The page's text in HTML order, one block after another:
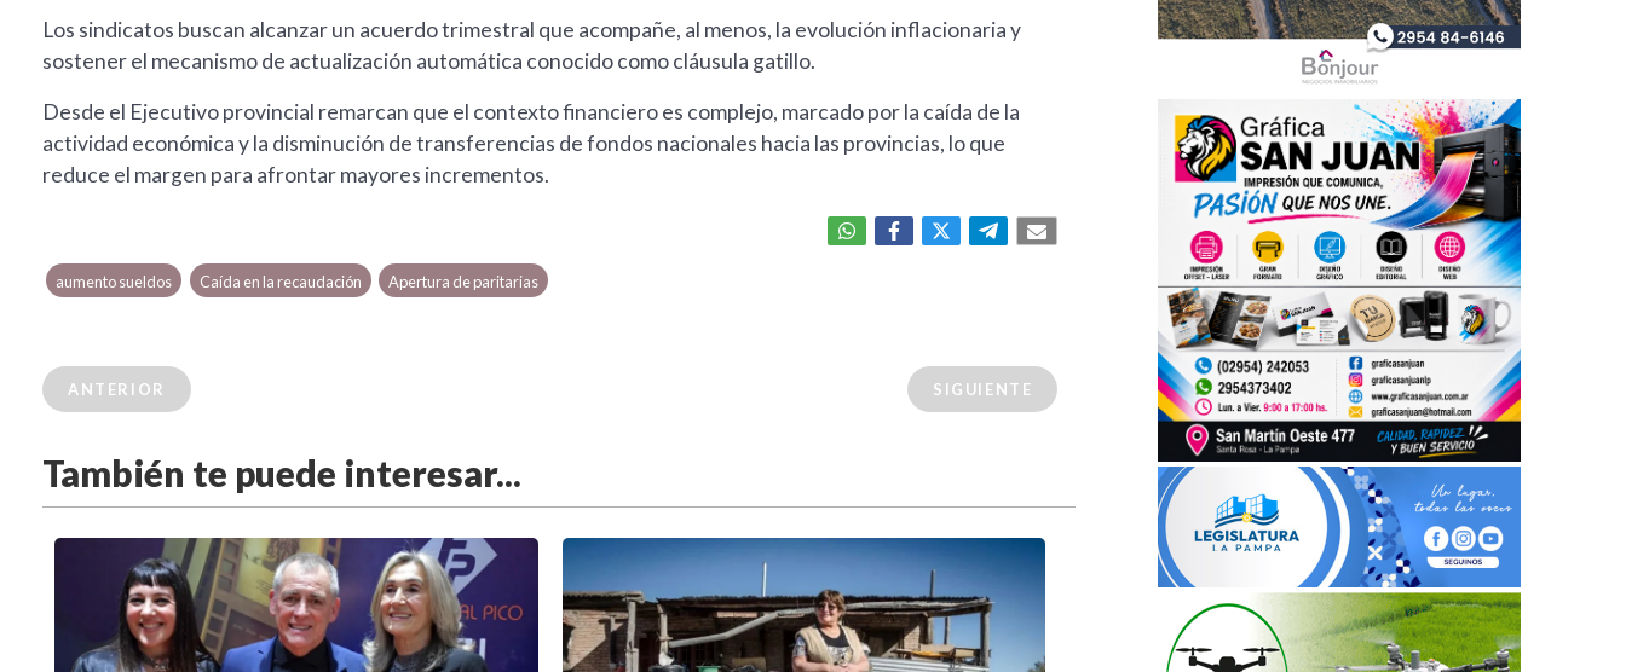
Los sindicatos buscan alcanzar un acuerdo trimestral que acompañe, al menos, la evolución inflacionaria y
sostener el mecanismo de actualización automática conocido como cláusula gatillo.
Desde el Ejecutivo provincial remarcan que el contexto financiero es complejo, marcado por la caída de la
actividad económica y la disminución de transferencias de fondos nacionales hacia las provincias, lo que
reduce el margen para afrontar mayores incrementos.
aumento sueldos Caída en la recaudación Apertura de paritarias
ANTERIOR SIGUIENTE
También te puede interesar...